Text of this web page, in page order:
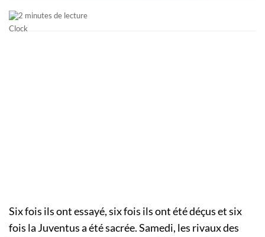
2 minutes de lecture
Six fois ils ont essayé, six fois ils ont été déçus et six
fois la Juventus a été sacrée. Samedi, les rivaux des